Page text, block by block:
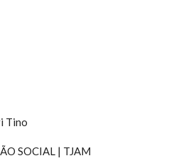
Tino
SOCIAL | TJAM